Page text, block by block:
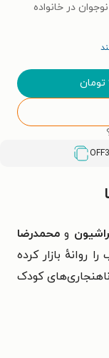
در خانواده
تومان
و محمدرضا
روانهٔ بازار کرده
کودک